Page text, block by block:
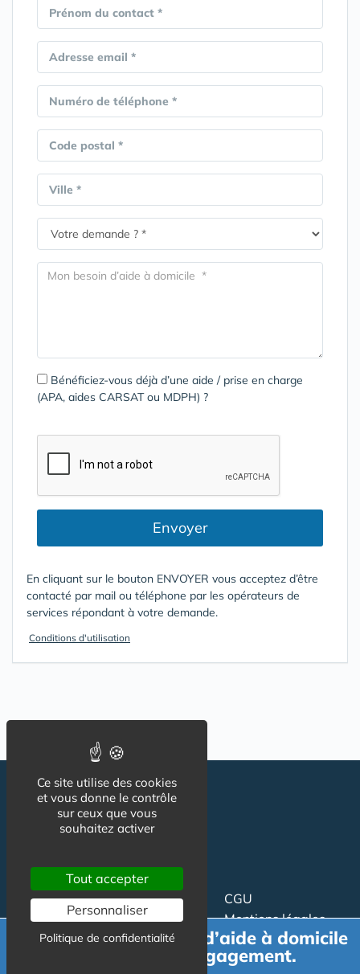
Prénom du contact *
Adresse email *
Numéro de téléphone *
Code postal *
Ville *
Bénéficiez-vous déjà d’une aide / prise en charge
(APA, aides CARSAT ou MDPH) ?
Envoyer
En cliquant sur le bouton ENVOYER vous acceptez d’être
contacté par mail ou téléphone par les opérateurs de
services répondant à votre demande.
Conditions d'utilisation
Suivez-nous
CGU
Mentions légales
Charte
Demande de devis d’aide à domicile
gratuit et sans engagement.
Ce site utilise des cookies
et vous donne le contrôle
sur ceux que vous
souhaitez activer
Tout accepter
Personnaliser
Politique de confidentialité